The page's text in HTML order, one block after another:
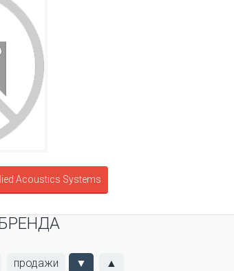
Acoustics Systems
продажи ▼ ▲